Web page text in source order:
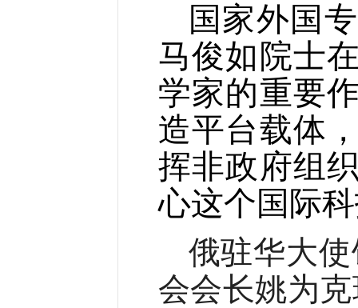
国家外国
马俊如院士
学家的重要
造平台载体
挥非政府组
心这个国际
俄驻华大
会会长姚为